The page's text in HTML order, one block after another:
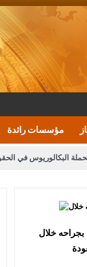
مؤسسات رائدة
البكالوريوس في
مجلس النواب على
من رفاق السلاح
خلال